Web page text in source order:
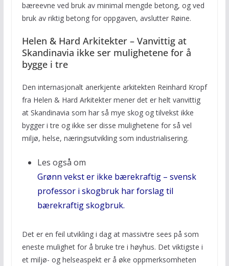
bæreevne ved bruk av minimal mengde betong, og ved
bruk av riktig betong for oppgaven, avslutter Røine.
Helen & Hard Arkitekter – Vanvittig at
Skandinavia ikke ser mulighetene for å
bygge i tre
Den internasjonalt anerkjente arkitekten Reinhard Kropf
fra Helen & Hard Arkitekter mener det er helt vanvittig
at Skandinavia som har så mye skog og tilvekst ikke
bygger i tre og ikke ser disse mulighetene for så vel
miljø, helse, næringsutvikling som industrialisering.
Les også om
Grønn vekst er ikke bærekraftig – svensk
professor i skogbruk har forslag til
bærekraftig skogbruk.
Det er en feil utvikling i dag at massivtre sees på som
eneste mulighet for å bruke tre i høyhus. Det viktigste i
et miljø- og helseaspekt er å øke oppmerksomheten